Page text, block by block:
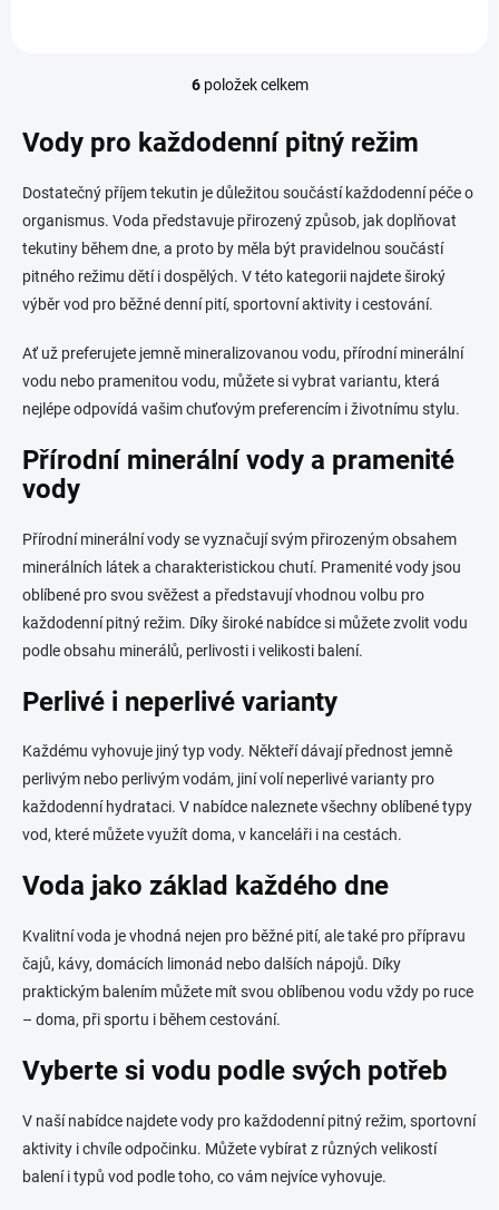
O
l
á
a
c
í
r
v
y
v
ý
p
s
u
6položek celkem
Vody pro každodenní pitný režim
Dostatečný příjem tekutin je důležitou součástí každodenní péče o
organismus. Voda představuje přirozený způsob, jak doplňovat
tekutiny během dne, a proto by měla být pravidelnou součástí
pitného režimu dětí i dospělých. V této kategorii najdete široký
výběr vod pro běžné denní pití, sportovní aktivity i cestování.
Ať už preferujete jemně mineralizovanou vodu, přírodní minerální
vodu nebo pramenitou vodu, můžete si vybrat variantu, která
nejlépe odpovídá vašim chuťovým preferencím i životnímu stylu.
Přírodní minerální vody a pramenité
vody
Přírodní minerální vody se vyznačují svým přirozeným obsahem
minerálních látek a charakteristickou chutí. Pramenité vody jsou
oblíbené pro svou svěžest a představují vhodnou volbu pro
každodenní pitný režim. Díky široké nabídce si můžete zvolit vodu
podle obsahu minerálů, perlivosti i velikosti balení.
Perlivé i neperlivé varianty
Každému vyhovuje jiný typ vody. Někteří dávají přednost jemně
perlivým nebo perlivým vodám, jiní volí neperlivé varianty pro
každodenní hydrataci. V nabídce naleznete všechny oblíbené typy
vod, které můžete využít doma, v kanceláři i na cestách.
Voda jako základ každého dne
Kvalitní voda je vhodná nejen pro běžné pití, ale také pro přípravu
čajů, kávy, domácích limonád nebo dalších nápojů. Díky
praktickým balením můžete mít svou oblíbenou vodu vždy po ruce
– doma, při sportu i během cestování.
Vyberte si vodu podle svých potřeb
V naší nabídce najdete vody pro každodenní pitný režim, sportovní
aktivity i chvíle odpočinku. Můžete vybírat z různých velikostí
balení i typů vod podle toho, co vám nejvíce vyhovuje.